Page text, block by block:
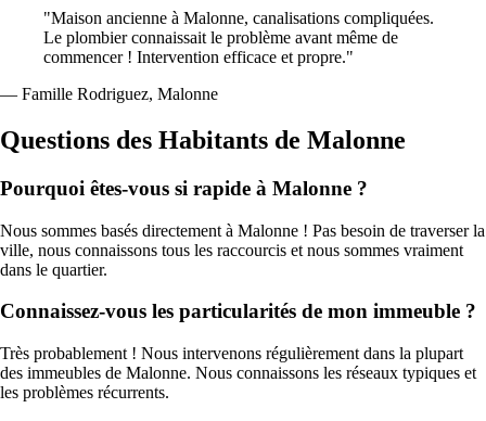
"Maison ancienne à Malonne, canalisations compliquées.
Le plombier connaissait le problème avant même de
commencer ! Intervention efficace et propre."
— Famille Rodriguez, Malonne
Questions des Habitants de Malonne
Pourquoi êtes-vous si rapide à Malonne ?
Nous sommes basés directement à Malonne ! Pas besoin de traverser la
ville, nous connaissons tous les raccourcis et nous sommes vraiment
dans le quartier.
Connaissez-vous les particularités de mon immeuble ?
Très probablement ! Nous intervenons régulièrement dans la plupart
des immeubles de Malonne. Nous connaissons les réseaux typiques et
les problèmes récurrents.